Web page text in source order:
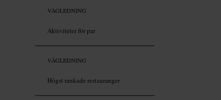
VÄGLEDNING
Aktiviteter för par
VÄGLEDNING
Högst rankade restauranger